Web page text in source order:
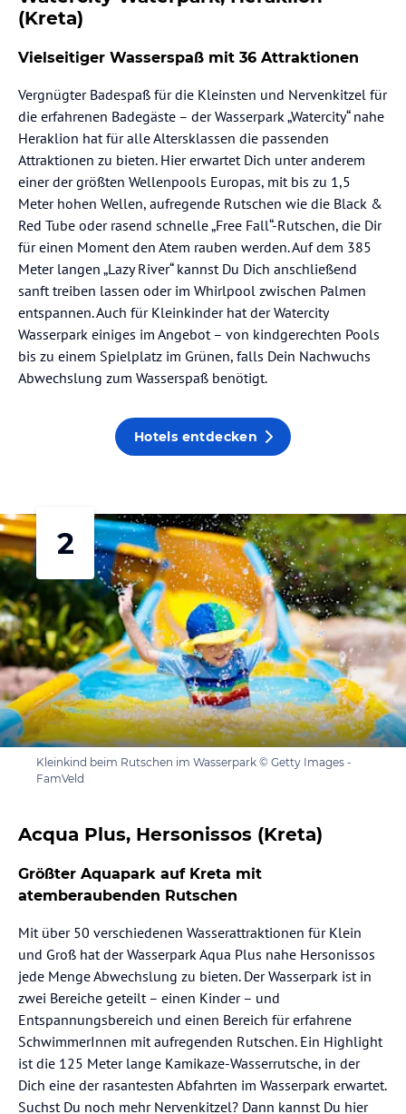
(Kreta)
Vielseitiger Wasserspaß mit 36 Attraktionen
Vergnügter Badespaß für die Kleinsten und Nervenkitzel für
die erfahrenen Badegäste – der Wasserpark „Watercity“ nahe
Heraklion hat für alle Altersklassen die passenden
Attraktionen zu bieten. Hier erwartet Dich unter anderem
einer der größten Wellenpools Europas, mit bis zu 1,5
Meter hohen Wellen, aufregende Rutschen wie die Black &
Red Tube oder rasend schnelle „Free Fall“-Rutschen, die Dir
für einen Moment den Atem rauben werden. Auf dem 385
Meter langen „Lazy River“ kannst Du Dich anschließend
sanft treiben lassen oder im Whirlpool zwischen Palmen
entspannen. Auch für Kleinkinder hat der Watercity
Wasserpark einiges im Angebot – von kindgerechten Pools
bis zu einem Spielplatz im Grünen, falls Dein Nachwuchs
Abwechslung zum Wasserspaß benötigt.
Hotels entdecken
2
Kleinkind beim Rutschen im Wasserpark © Getty Images -
FamVeld
Acqua Plus, Hersonissos (Kreta)
Größter Aquapark auf Kreta mit
atemberaubenden Rutschen
Mit über 50 verschiedenen Wasserattraktionen für Klein
und Groß hat der Wasserpark Aqua Plus nahe Hersonissos
jede Menge Abwechslung zu bieten. Der Wasserpark ist in
zwei Bereiche geteilt – einen Kinder – und
Entspannungsbereich und einen Bereich für erfahrene
SchwimmerInnen mit aufregenden Rutschen. Ein Highlight
ist die 125 Meter lange Kamikaze-Wasserrutsche, in der
Dich eine der rasantesten Abfahrten im Wasserpark erwartet.
Suchst Du noch mehr Nervenkitzel? Dann kannst Du hier